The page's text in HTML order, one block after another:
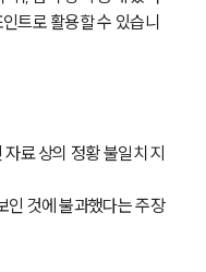
트로 활용할 수 있습니
료 상의 정황 불일치 지
인 것에 불과했다는 주장